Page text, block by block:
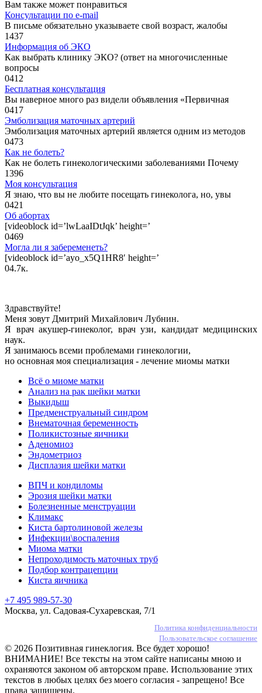
Вам также может понравиться
Консультации по e-mail
В письме обязательно указываете свой возраст, жалобы
1437
Информация об ЭКО
Как выбрать клинику ЭКО? (ответ на многочисленные
вопросы
0412
Бесплатная консультация
Вы наверное много раз видели объявления «Первичная
0417
Эмболизация маточных артерий
Эмболизация маточных артерий является одним из методов
0473
Как не болеть?
Как не болеть гинекологическими заболеваниями Почему
1396
Моя консультация
Я знаю, что вы не любите посещать гинеколога, но, увы
0421
Об абортах
[videoblock id=’lwLaaIDtJqk’ height=’
0469
Могла ли я забеременеть?
[videoblock id=’ayo_x5Q1HR8′ height=’
04.7к.
Здравствуйте!
Меня зовут Дмитрий Михайлович Лубнин.
Я врач акушер-гинеколог, врач узи, кандидат медицинских
наук.
Я занимаюсь всеми проблемами гинекологии,
но основная моя специализация - лечение миомы матки
Всё о миоме матки
Анализ на рак шейки матки
Выкидыш
Предменструальный синдром
Внематочная беременность
Поликистозные яичники
Аденомиоз
Эндометриоз
Дисплазия шейки матки
ВПЧ и кондиломы
Эрозия шейки матки
Болезненные менструации
Климакс
Киста бартолиновой железы
Инфекции\воспаления
Миома матки
Непроходимость маточных труб
Подбор контрацепции
Киста яичника
+7 495 989-57-30
Москва, ул. Садовая-Сухаревская, 7/1
Политика конфиденциальности
Пользовательское соглашение
© 2026 Позитивная гинеклогия. Все будет хорошо!
ВНИМАНИЕ! Все тексты на этом сайте написаны мною и
охраняются законом об авторском праве. Использование этих
текстов в любых целях без моего согласия - запрещено! Все
права защищены.